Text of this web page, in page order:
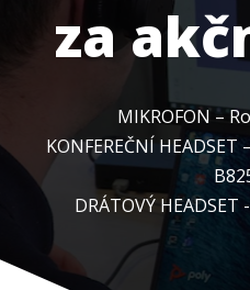
za
MIKROFON –
KONFEREČNÍ
DRÁTOVÝ